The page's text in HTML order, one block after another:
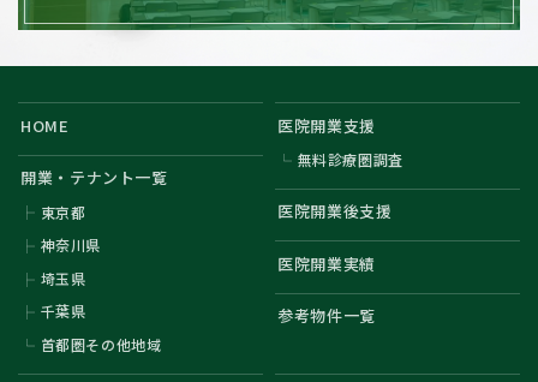
HOME
開業・テナント一覧
東京都
神奈川県
埼玉県
千葉県
首都圏その他地域
医院開業支援
無料診療圏調査
医院開業後支援
医院開業実績
参考物件一覧